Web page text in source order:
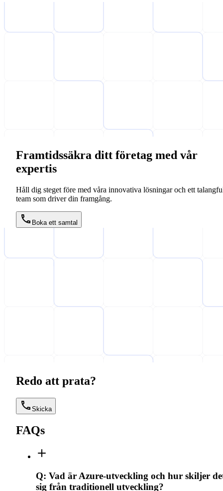
Framtidssäkra ditt företag med vår
expertis
Håll dig steget före med våra innovativa lösningar och ett
team som driver din framgång.
Boka ett samtal
Redo att prata?
Skicka
FAQs
Q: Vad är Azure-utveckling och hur skiljer
sig från traditionell utveckling?